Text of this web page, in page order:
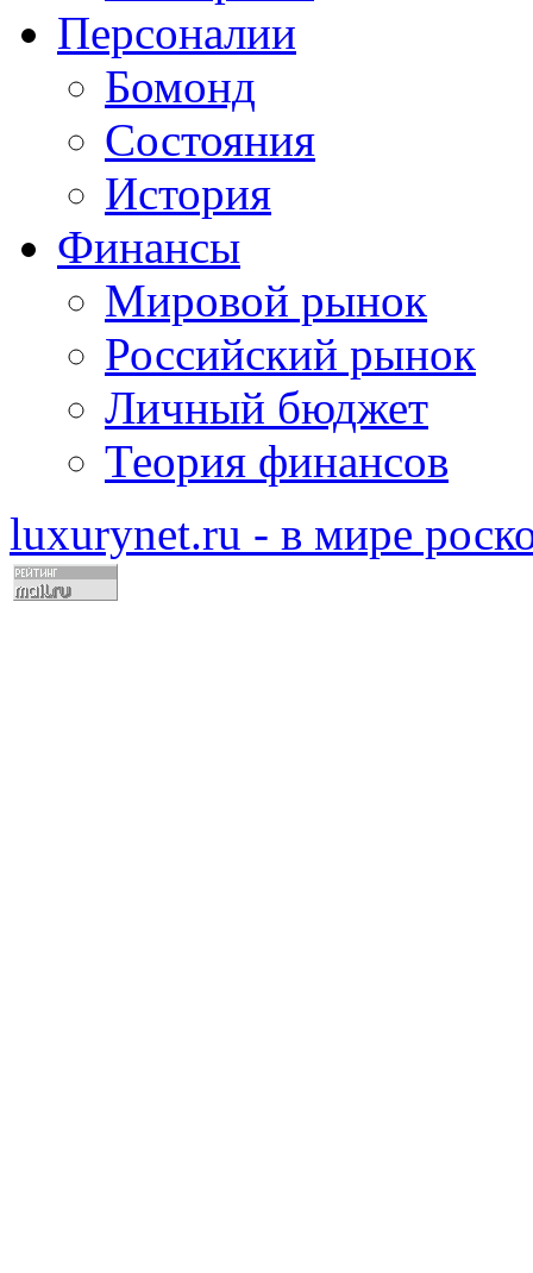
Персоналии
Бомонд
Состояния
История
Финансы
Мировой рынок
Российский рынок
Личный бюджет
Теория финансов
luxurynet.ru - в мире